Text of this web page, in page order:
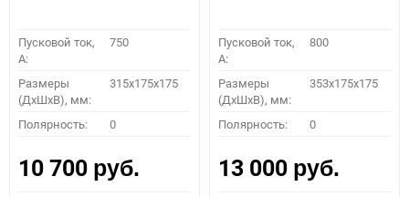
Пусковой ток,
A:
750
Размеры
(ДхШхВ), мм:
315x175x175
Полярность: 0
10 700 руб.
Пусковой ток,
A:
800
Размеры
(ДхШхВ), мм:
353x175x175
Полярность: 0
13 000 руб.